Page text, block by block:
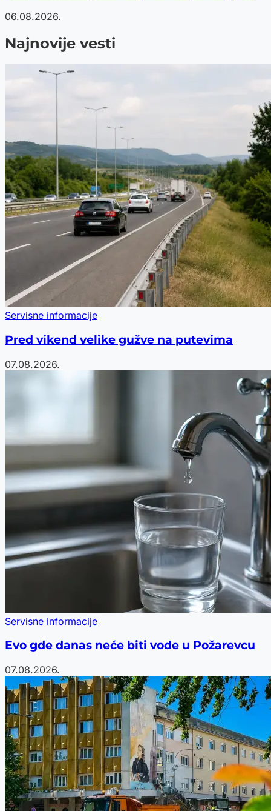
06.08.2026.
Najnovije vesti
Servisne informacije
Pred vikend velike gužve na putevima
07.08.2026.
Servisne informacije
Evo gde danas neće biti vode u Požarevcu
07.08.2026.